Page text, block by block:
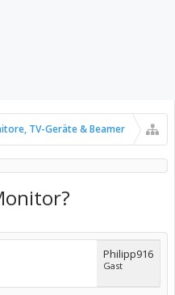
TV-Geräte & Beamer
Philipp916
Gast